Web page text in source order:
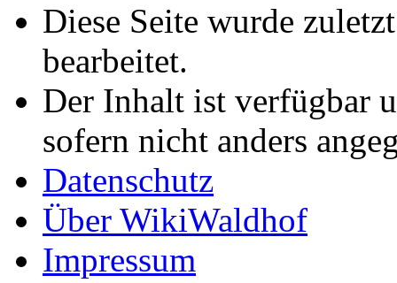
Diese Seite wurde
bearbeitet.
Der Inhalt ist verfügbar
sofern nicht anders
Datenschutz
Über WikiWaldhof
Impressum